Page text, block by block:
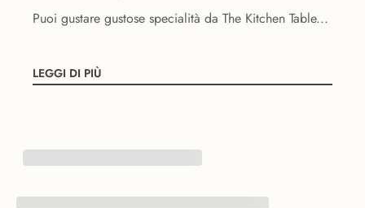
Puoi gustare gustose specialità da The Kitchen Table...
LEGGI DI PIÙ